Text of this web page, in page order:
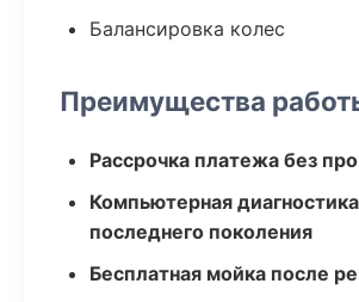
Балансировка колес
Преимущества
Рассрочка платежа без
Компьютерная диагностика
последнего поколения
Бесплатная мойка после